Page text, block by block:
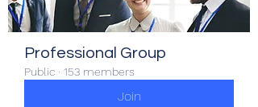
Professional Group
Public · 153 members
Join